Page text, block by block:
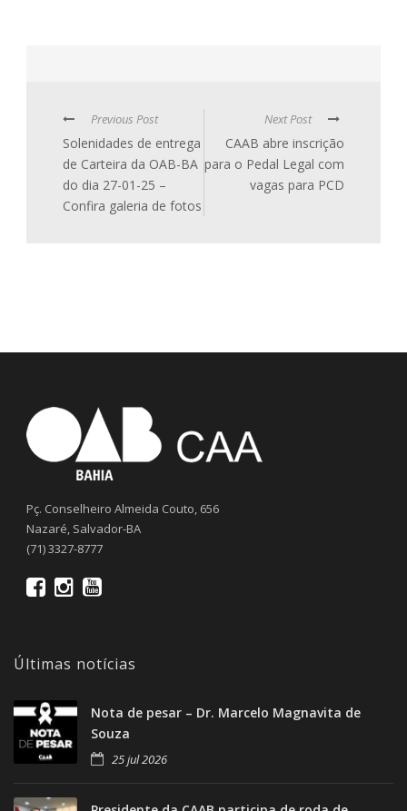
Previous Post
Solenidades de entrega
de Carteira da OAB-BA
do dia 27-01-25 –
Confira galeria de fotos
Next Post
CAAB abre inscrição
para o Pedal Legal com
vagas para PCD
Pç. Conselheiro Almeida Couto, 656
Nazaré, Salvador-BA
(71) 3327-8777
Últimas notícias
Nota de pesar – Dr. Marcelo Magnavita de
Souza
25 jul 2026